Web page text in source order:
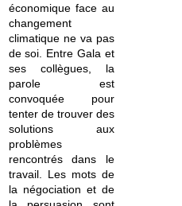
économique face au
changement
climatique ne va pas
de soi. Entre Gala et
ses collègues, la
parole est
convoquée pour
tenter de trouver des
solutions aux
problèmes
rencontrés dans le
travail. Les mots de
la négociation et de